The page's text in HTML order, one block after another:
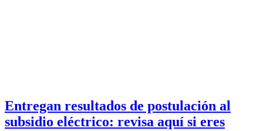
Entregan resultados de postulación al
subsidio eléctrico: revisa aquí si eres